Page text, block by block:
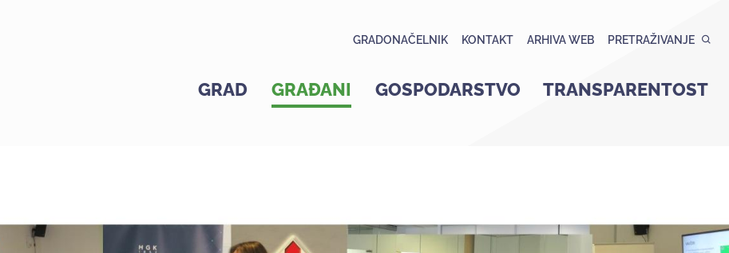
GRADONAČELNIK KONTAKT ARHIVA WEB PRETRAŽIVANJE
GRAD GRAĐANI GOSPODARSTVO TRANSPARENTOST